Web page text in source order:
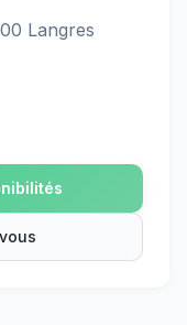
Langres